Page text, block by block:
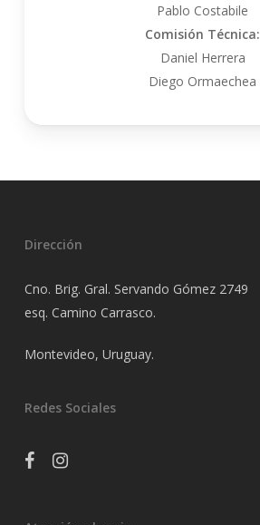
Pablo Costabile
Comisión Técnica:
Daniel Herrera
Diego Ormaechea
Dirección
Cno. Brig. Gral. Servando Gómez 2749
esq. Camino Carrasco.
Montevideo, Uruguay.
Redes Sociales
facebookinstagram